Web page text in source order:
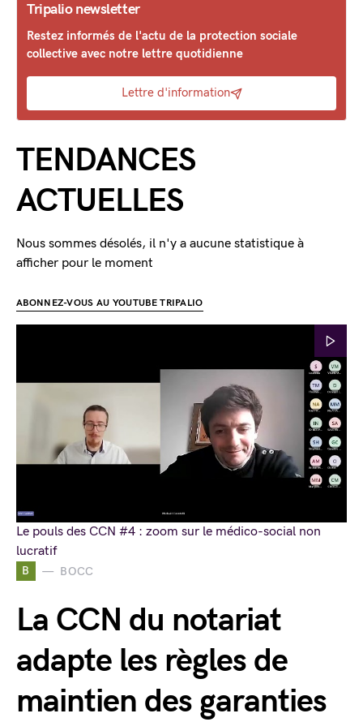
B BOCC
La CCN du notariat
adapte les règles de
maintien des garanties
Tripalio newsletter
Restez informés de l'actu de la protection sociale
collective avec notre lettre quotidienne
Lettre d'information
TENDANCES
ACTUELLES
Nous sommes désolés, il n'y a aucune statistique à
afficher pour le moment
ABONNEZ-VOUS AU YOUTUBE TRIPALIO
Le pouls des CCN #4 : zoom sur le médico-social non
lucratif